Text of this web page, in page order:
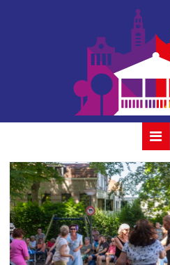
06-the
juli